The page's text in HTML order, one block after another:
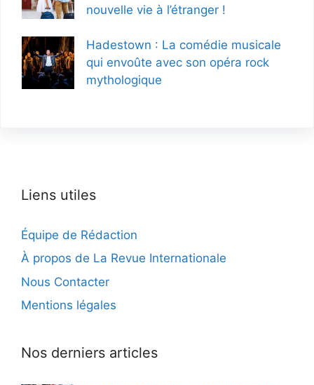
nouvelle vie à l’étranger !
Hadestown : La comédie musicale
qui envoûte avec son opéra rock
mythologique
Liens utiles
Équipe de Rédaction
À propos de La Revue Internationale
Nous Contacter
Mentions légales
Nos derniers articles